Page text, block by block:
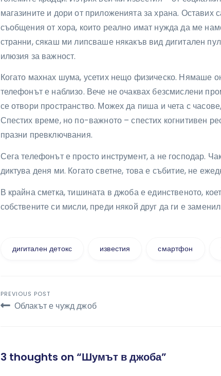
магазините и дори от приложенията за храна. Оставих
съобщения от хора, които реално имат нужда да ме
странни, сякаш ми липсваше някакъв вид дигитален
илюзия за важност.
Когато махнах шума, усетих нещо физическо. Нямаше
телефонът е наблизо. Вече не очаквах безсмислени
се отвори пространство. Можех да пиша и чета с
Спестих време, но по-важното – спестих когнитивен
празни превключвания.
Сега телефонът е просто инструмент, а не господар.
диктува деня ми. Когато светне, това е събитие, не
В крайна сметка, тишината в джоба е единственото,
собствените си мисли, преди някой друг да ги е
дигитален детокс известия смартфон
Навигация
PREVIOUS POST
Облакът е чужд джоб
3 thoughts on “Шумът в джоба”